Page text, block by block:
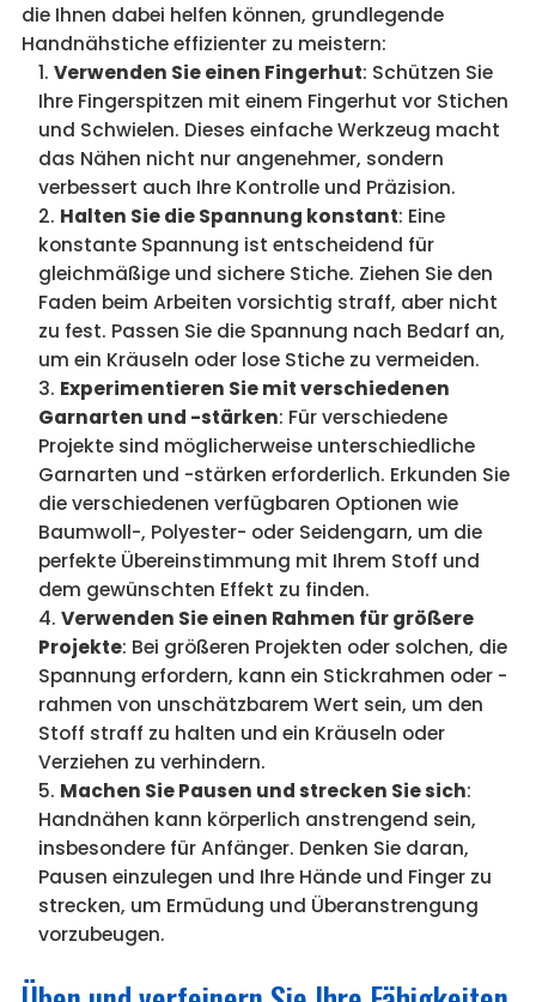
die Ihnen dabei helfen können, grundlegende
Handnähstiche effizienter zu meistern:
Verwenden Sie einen Fingerhut: Schützen Sie
Ihre Fingerspitzen mit einem Fingerhut vor Stichen
und Schwielen. Dieses einfache Werkzeug macht
das Nähen nicht nur angenehmer, sondern
verbessert auch Ihre Kontrolle und Präzision.
Halten Sie die Spannung konstant: Eine
konstante Spannung ist entscheidend für
gleichmäßige und sichere Stiche. Ziehen Sie den
Faden beim Arbeiten vorsichtig straff, aber nicht
zu fest. Passen Sie die Spannung nach Bedarf an,
um ein Kräuseln oder lose Stiche zu vermeiden.
Experimentieren Sie mit verschiedenen
Garnarten und -stärken: Für verschiedene
Projekte sind möglicherweise unterschiedliche
Garnarten und -stärken erforderlich. Erkunden Sie
die verschiedenen verfügbaren Optionen wie
Baumwoll-, Polyester- oder Seidengarn, um die
perfekte Übereinstimmung mit Ihrem Stoff und
dem gewünschten Effekt zu finden.
Verwenden Sie einen Rahmen für größere
Projekte: Bei größeren Projekten oder solchen, die
Spannung erfordern, kann ein Stickrahmen oder -
rahmen von unschätzbarem Wert sein, um den
Stoff straff zu halten und ein Kräuseln oder
Verziehen zu verhindern.
Machen Sie Pausen und strecken Sie sich:
Handnähen kann körperlich anstrengend sein,
insbesondere für Anfänger. Denken Sie daran,
Pausen einzulegen und Ihre Hände und Finger zu
strecken, um Ermüdung und Überanstrengung
vorzubeugen.